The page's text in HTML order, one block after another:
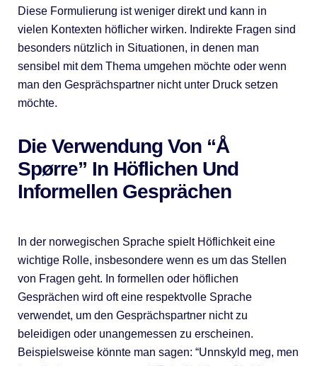
Diese Formulierung ist weniger direkt und kann in
vielen Kontexten höflicher wirken. Indirekte Fragen sind
besonders nützlich in Situationen, in denen man
sensibel mit dem Thema umgehen möchte oder wenn
man den Gesprächspartner nicht unter Druck setzen
möchte.
Die Verwendung Von “Å
Spørre” In Höflichen Und
Informellen Gesprächen
In der norwegischen Sprache spielt Höflichkeit eine
wichtige Rolle, insbesondere wenn es um das Stellen
von Fragen geht. In formellen oder höflichen
Gesprächen wird oft eine respektvolle Sprache
verwendet, um den Gesprächspartner nicht zu
beleidigen oder unangemessen zu erscheinen.
Beispielsweise könnte man sagen: “Unnskyld meg, men